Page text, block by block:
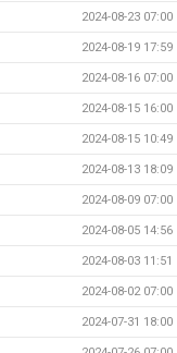
2024-08-23 07:00
2024-08-19 17:59
2024-08-16 07:00
2024-08-15 16:00
2024-08-15 10:49
2024-08-13 18:09
2024-08-09 07:00
2024-08-05 14:56
2024-08-03 11:51
2024-08-02 07:00
2024-07-31 18:00